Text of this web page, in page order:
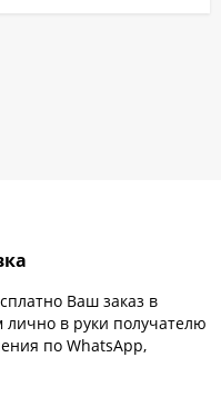
Ваш заказ в
в руки получателю
по WhatsApp,